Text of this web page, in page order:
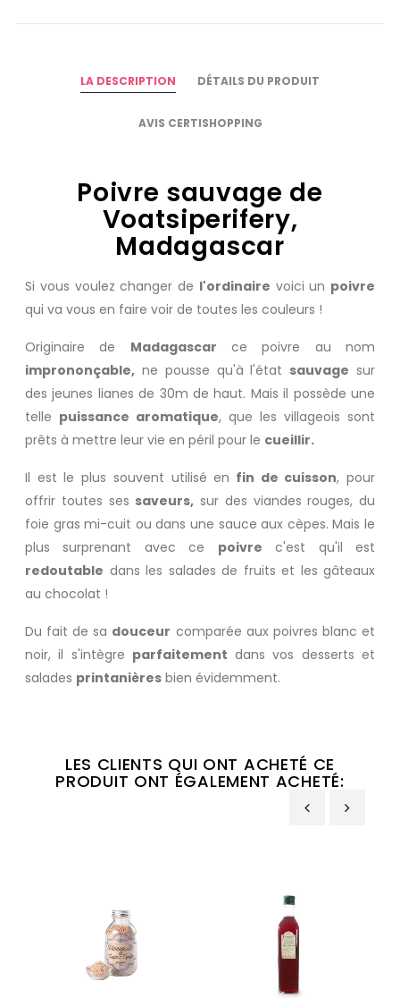
LA DESCRIPTION DÉTAILS DU PRODUIT
AVIS CERTISHOPPING
Poivre sauvage de
Voatsiperifery,
Madagascar
Si vous voulez changer de l'ordinaire voici un poivre
qui va vous en faire voir de toutes les couleurs !
Originaire de Madagascar cepoivre au nom
imprononçable, ne pousse qu'à l'état sauvage sur
des jeunes lianes de 30m de haut. Mais il possède une
telle puissance aromatique, que les villageois sont
prêts à mettre leur vie en péril pour le cueillir.
Il est le plus souvent utilisé en fin de cuisson, pour
offrir toutes ses saveurs, sur des viandes rouges, du
foie gras mi-cuit ou dans une sauce aux cèpes. Mais le
plus surprenant avec ce poivre c'est qu'il est
redoutable dans les salades de fruits et les gâteaux
au chocolat !
Du fait de sa douceur comparée aux poivres blanc et
noir, il s'intègre parfaitement dans vos dessertset
salades printanières bien évidemment.
LES CLIENTS QUI ONT ACHETÉ CE
PRODUIT ONT ÉGALEMENT ACHETÉ: